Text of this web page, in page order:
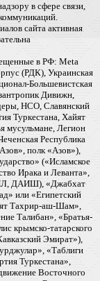
в сфере связи,
сайта активная
в РФ: Meta
(РДК), Украинская
Большевистская
Дивижн,
НСО, Славянский
Туркестана, Хайят
мусульмане, Легион
Республика
полк «Азов»),
(«Исламское
Ирака и Леванта»,
ДАИШ), «Джабхат
или «Египетский
Тахрир-аш-Шам»,
Талибан», «Братья-
крымско-татарского
Эмират»),
«Таблиги
Туркестана»,
Восточного